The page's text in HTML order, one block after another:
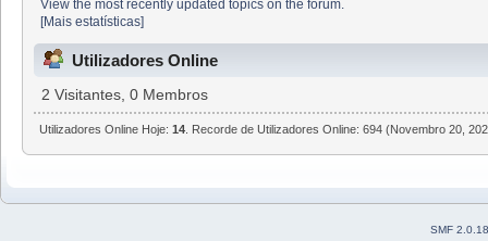
View the most recently updated topics on the forum.
[Mais estatísticas]
Utilizadores Online
2 Visitantes, 0 Membros
Utilizadores Online Hoje:14 . Recorde de Utilizadores Online: 694 (Novembro 20,
SMF 2.0.18